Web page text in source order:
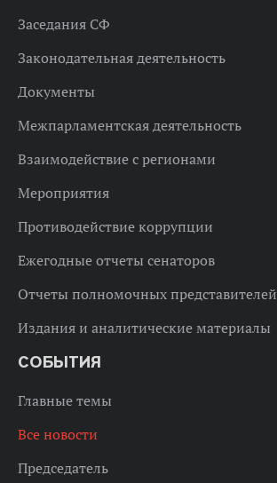
Заседания СФ
Законодательная деятельность
Документы
Межпарламентская деятельность
Взаимодействие с регионами
Мероприятия
Противодействие коррупции
Ежегодные отчеты сенаторов
Отчеты полномочных представителей
Издания и аналитические материалы
СОБЫТИЯ
Главные темы
Все новости
Председатель